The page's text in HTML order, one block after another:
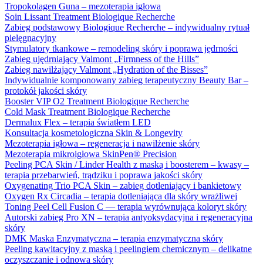
Tropokolagen Guna – mezoterapia igłowa
Soin Lissant Treatment Biologique Recherche
Zabieg podstawowy Biologique Recherche – indywidualny rytuał
pielęgnacyjny
Stymulatory tkankowe – remodeling skóry i poprawa jędrności
Zabieg ujędrniający Valmont „Firmness of the Hills”
Zabieg nawilżający Valmont „Hydration of the Bisses”
Indywidualnie komponowany zabieg terapeutyczny Beauty Bar –
protokół jakości skóry
Booster VIP O2 Treatment Biologique Recherche
Cold Mask Treatment Biologique Recherche
Dermalux Flex – terapia światłem LED
Konsultacja kosmetologiczna Skin & Longevity
Mezoterapia igłowa – regeneracja i nawilżenie skóry
Mezoterapia mikroigłowa SkinPen® Precision
Peeling PCA Skin / Linder Health z maską i boosterem – kwasy –
terapia przebarwień, trądziku i poprawa jakości skóry
Oxygenating Trio PCA Skin – zabieg dotleniający i bankietowy
Oxygen Rx Circadia – terapia dotleniająca dla skóry wrażliwej
Toning Peel Cell Fusion C — terapia wyrównująca koloryt skóry
Autorski zabieg Pro XN – terapia antyoksydacyjna i regeneracyjna
skóry
DMK Maska Enzymatyczna – terapia enzymatyczna skóry
Peeling kawitacyjny z maską i peelingiem chemicznym – delikatne
oczyszczanie i odnowa skóry